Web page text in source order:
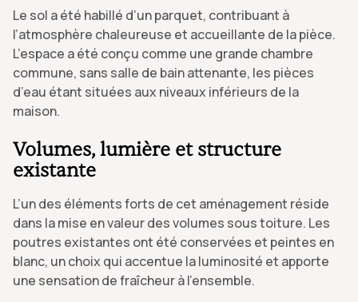
Le sol a été habillé d’un parquet, contribuant à
l’atmosphère chaleureuse et accueillante de la pièce.
L’espace a été conçu comme une grande chambre
commune, sans salle de bain attenante, les pièces
d’eau étant situées aux niveaux inférieurs de la
maison.
Volumes, lumière et structure
existante
L’un des éléments forts de cet aménagement réside
dans la mise en valeur des volumes sous toiture. Les
poutres existantes ont été conservées et peintes en
blanc, un choix qui accentue la luminosité et apporte
une sensation de fraîcheur à l’ensemble.